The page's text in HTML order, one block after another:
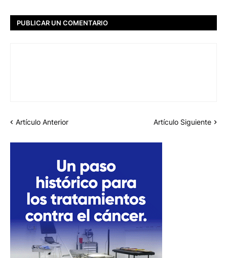
PUBLICAR UN COMENTARIO
Artículo Anterior Artículo Siguiente